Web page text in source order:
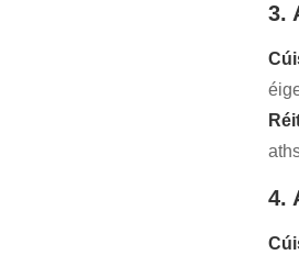
3.
4.